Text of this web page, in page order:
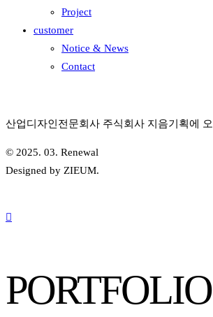
Project
customer
Notice & News
Contact
산업디자인전문회사 주식회사 지음기획에
© 2025. 03. Renewal
Designed by ZIEUM.
PORTFOLIO